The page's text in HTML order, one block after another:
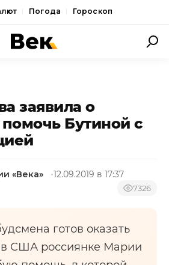
Погода Гороскоп
заявила о
помочь Бутиной с
«Века» 12.09.2019 в 17:37
7326
готов оказать
США россиянке Марии